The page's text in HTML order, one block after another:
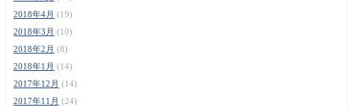
2018年4月 (19)
2018年3月 (10)
2018年2月 (8)
2018年1月 (14)
2017年12月 (14)
2017年11月 (24)